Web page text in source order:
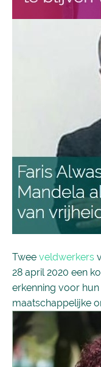
Twee veldwerkers
28 april 2020 een
erkenning voor
maatschappelijke